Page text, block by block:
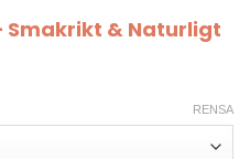
Smakrikt & Naturligt
RENSA